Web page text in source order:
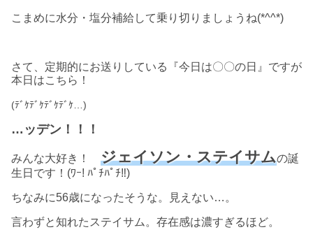
こまめに水分・塩分補給して乗り切りましょうね(*^^*)
さて、定期的にお送りしている『今日は〇〇の日』ですが
本日はこちら！
(ﾃﾞｹﾃﾞｹﾃﾞｹﾃﾞｹ )
…ッデン！！！
みんな大好き！ ジェイソン・ステイサムの誕
生日です！(ﾜｰ! ﾊﾟﾁﾊﾟﾁ‼)
ちなみに56歳になったそうな。見えない…。
言わずと知れたステイサム。存在感は濃すぎるほど。